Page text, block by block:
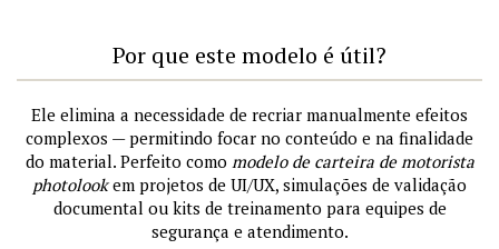
Por que este modelo é útil?
Ele elimina a necessidade de recriar manualmente efeitos
complexos — permitindo focar no conteúdo e na finalidade
do material. Perfeito como modelo de carteira de motorista
photolookem projetos de UI/UX, simulações de validação
documental ou kits de treinamento para equipes de
segurança e atendimento.